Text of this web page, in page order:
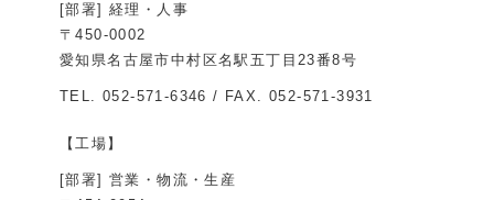
[部署] 経理・人事
〒450-0002
愛知県名古屋市中村区名駅五丁目23番8号
TEL. 052-571-6346 / FAX. 052-571-3931
【工場】
[部署] 営業・物流・生産